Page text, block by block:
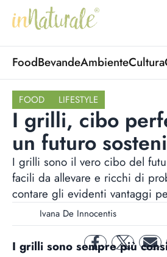
FoodBevandeAmbienteCultura
FOOD LIFESTYLE
I grilli, cibo
un futuro
I grilli sono il vero cibo del
facili da allevare e ricchi di
contare gli evidenti vantaggi
Ivana De Innocentis
facebooktwitter mail
I grilli sono sempre più